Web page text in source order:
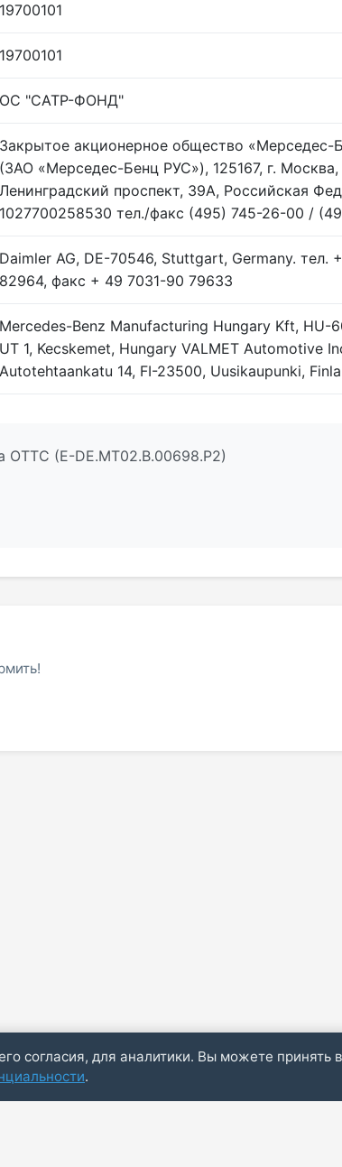
19700101
19700101
ОС "САТР-ФОНД"
Закрытое акционерное общество «Мерседес-
(ЗАО «Мерседес-Бенц РУС»), 125167, г. Москва,
Ленинградский проспект, 39А, Российская
1027700258530 тел./факс (495) 745-26-00 /
Daimler AG, DЕ-70546, Stuttgart, Germany. тел.
82964, факс + 49 7031-90 79633
Mercedes-Benz Manufacturing Hungary Kft, HU-
UT 1, Kecskemet, Hungary VALMET Automotive
Autotehtaankatu 14, FI-23500, Uusikaupunki,
ОТТС (E-DE.МТ02.B.00698.Р2)
согласия, для аналитики. Вы можете принять
.